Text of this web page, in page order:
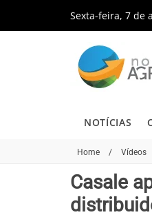
Sexta-feira, 7 de
NOTÍCIAS
Home / Vídeos
Casale